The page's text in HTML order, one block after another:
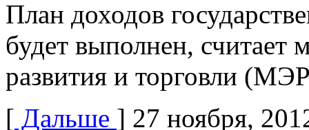
План доходов
будет выполнен, считает
развития и торговли
[ Дальше ] 27 ноября,